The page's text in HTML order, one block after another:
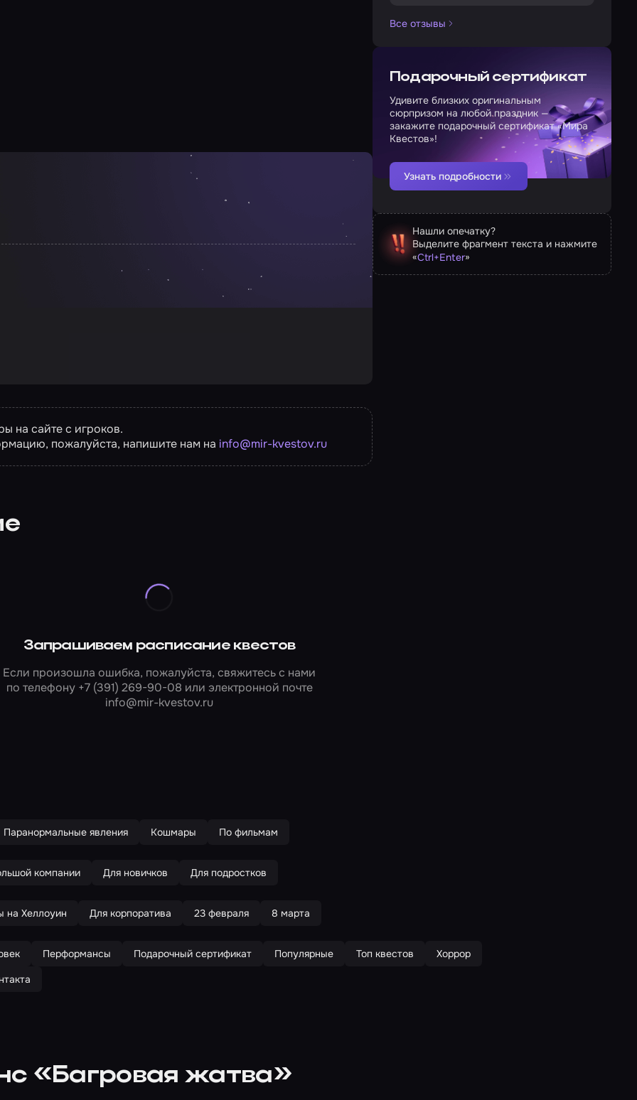
на сайте с игроков.
пожалуйста, напишите нам на info@mir-kvestov.ru
часть ;) всем советую
Все отзывы
Подарочный сертификат
Удивите близких оригинальным
сюрпризом на любой праздник —
закажите подарочный сертификат «Мира
Квестов»!
Узнать подробности
Нашли опечатку?
Выделите фрагмент текста и нажмите
«Ctrl+Enter»
Запрашиваем расписание квестов
Если произошла ошибка, пожалуйста, свяжитесь с нами
по телефону +7 (391) 269-90-08 или электронной почте
info@mir-kvestov.ru
Паранормальные явления Кошмары По фильмам
компании Для новичков Для подростков
на Хеллоуин Для корпоратива 23 февраля 8 марта
Перформансы Подарочный сертификат Популярные Топ квестов
Хоррор
«Багровая жатва»